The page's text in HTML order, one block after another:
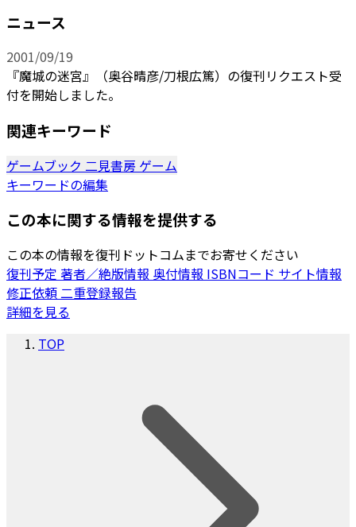
ニュース
2001/09/19
『魔城の迷宮』（奥谷晴彦/刀根広篤）の復刊リクエスト受
付を開始しました。
関連キーワード
ゲームブック 二見書房 ゲーム
キーワードの編集
この本に関する情報を提供する
この本の情報を復刊ドットコムまでお寄せください
復刊予定 著者／絶版情報 奥付情報 ISBNコード サイト情報
修正依頼二重登録報告
詳細を見る
TOP